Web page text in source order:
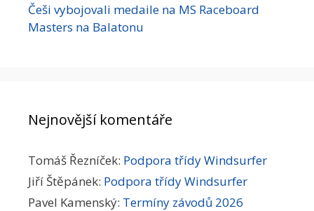
Češi vybojovali medaile na MS Raceboard
Masters na Balatonu
Nejnovější komentáře
Tomáš Řezníček: Podpora třídy Windsurfer
Jiří Štěpánek: Podpora třídy Windsurfer
Pavel Kamenský: Termíny závodů 2026